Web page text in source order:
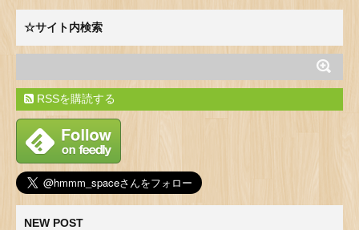
☆サイト内検索
RSSを購読する
NEW POST